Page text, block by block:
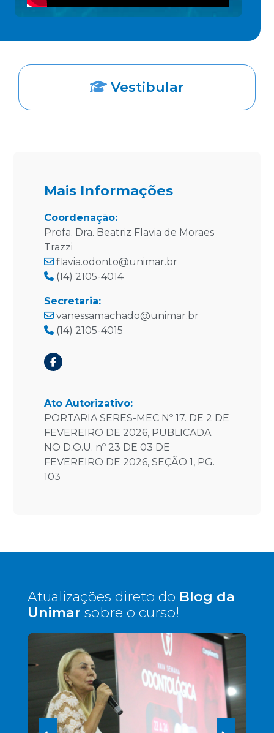
Vestibular
Mais Informações
Coordenação:
Profa. Dra. Beatriz Flavia de Moraes
Trazzi
flavia.odonto@unimar.br
(14) 2105-4014
Secretaria:
vanessamachado@unimar.br
(14) 2105-4015
Ato Autorizativo:
PORTARIA SERES-MEC Nº 17. DE 2 DE
FEVEREIRO DE 2026, PUBLICADA
NO D.O.U. nº 23 DE 03 DE
FEVEREIRO DE 2026, SEÇÃO 1, PG.
103
Atualizações direto do Blog da
Unimar sobre o curso!